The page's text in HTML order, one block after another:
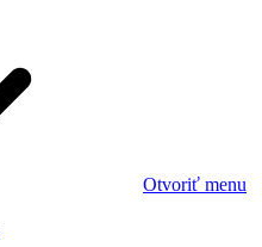
Otvoriť menu